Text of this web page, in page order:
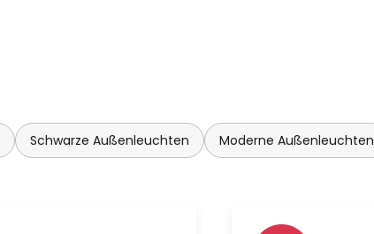
Schwarze Außenleuchten Moderne Außenleuchten